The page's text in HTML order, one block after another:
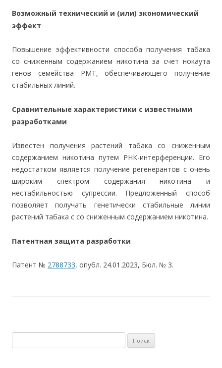
Возможный технический и (или) экономический
эффект
Повышение эффективности способа получения табака
со сниженным содержанием никотина за счет нокаута
генов семейства РМТ, обеспечивающего получение
стабильных линий.
Сравнительные характеристики с известными
разработками
Известен получения растений табака со сниженным
содержанием никотина путем РНК-интерференции. Его
недостатком является получение регенерантов с очень
широким спектром содержания никотина и
нестабильностью супрессии. Предложенный способ
позволяет получать генетически стабильные линии
растений табака с со сниженным содержанием никотина.
Патентная защита разработки
Патент № 2788733, опубл. 24.01.2023, Бюл. № 3.